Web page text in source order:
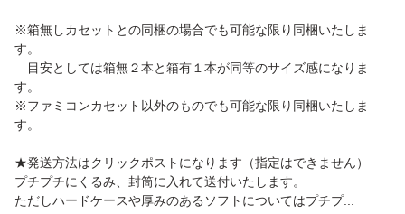
※箱無しカセットとの同梱の場合でも可能な限り同梱いたしま
す。
目安としては箱無２本と箱有１本が同等のサイズ感になりま
す。
※ファミコンカセット以外のものでも可能な限り同梱いたしま
す。
★発送方法はクリックポストになります（指定はできません）
プチプチにくるみ、封筒に入れて送付いたします。
ただしハードケースや厚みのあるソフトについてはプチプ...